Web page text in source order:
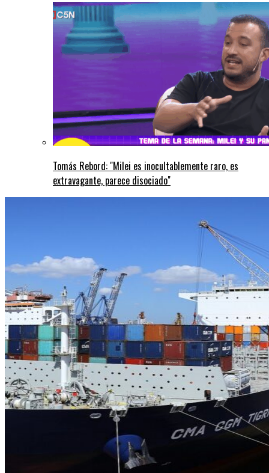
Tomás Rebord: "Milei es inocultablemente raro, es
extravagante, parece disociado"